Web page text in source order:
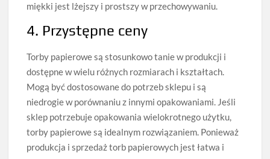
miękki jest lżejszy i prostszy w przechowywaniu.
4. Przystępne ceny
Torby papierowe są stosunkowo tanie w produkcji i
dostępne w wielu różnych rozmiarach i kształtach.
Mogą być dostosowane do potrzeb sklepu i są
niedrogie w porównaniu z innymi opakowaniami. Jeśli
sklep potrzebuje opakowania wielokrotnego użytku,
torby papierowe są idealnym rozwiązaniem. Ponieważ
produkcja i sprzedaż torb papierowych jest łatwa i